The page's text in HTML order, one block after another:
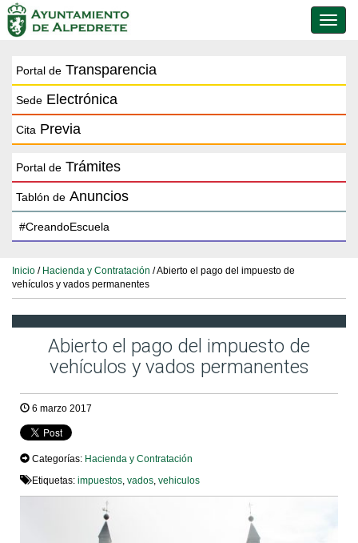
de
Portal de Transparencia
Sede Electrónica
Cita Previa
Portal de Trámites
Tablón de Anuncios
Inicio / Hacienda y Contratación / Abierto el pago del impuesto de
vehículos y vados permanentes
Abierto el pago del impuesto de
vehículos y vados permanentes
6 marzo 2017
Categorías: Hacienda y Contratación
Etiquetas: impuestos vados vehiculos